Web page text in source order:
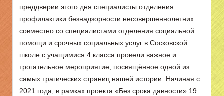
преддверии этого дня специалисты отделения
профилактики безнадзорности несовершеннолетних
совместно со специалистами отделения социальной
помощи и срочных социальных услуг в Сосковской
школе с учащимися 4 класса провели важное и
трогательное мероприятие, посвящённое одной из
самых трагических страниц нашей истории. Начиная с
2021 года, в рамках проекта «Без срока давности» 19